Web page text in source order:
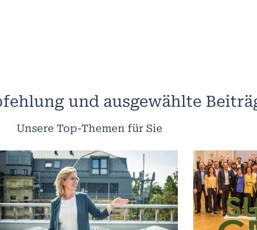
und ausgewählte
Unsere Top-Themen für Sie